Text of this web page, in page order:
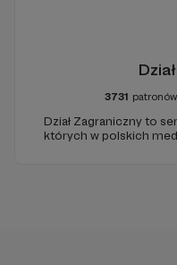
3731 patronów
Dział Zagraniczny to
których w polskich